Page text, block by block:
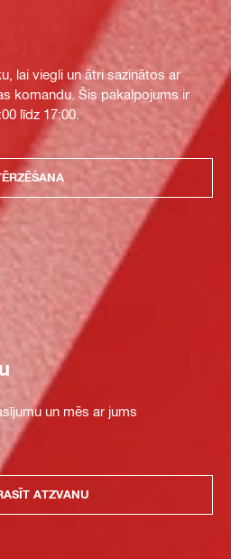
lai viegli un ātri sazinātos ar
komandu. Šis pakalpojums ir
līdz 17:00.
un mēs ar jums
ATZVANU